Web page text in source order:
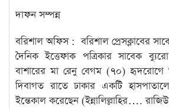
দাফন সম্পন্ন
বরিশাল অফিস : বরিশাল প্রেসক্লাবের
দৈনিক ইত্তেফাক পত্রিকার সাবেক
বাশারের মা রেনু বেগম (৭০) হৃদরোগে
দিবাগত রাতে ঢাকার একটি হাসপাতালে
ইন্তেকাল করেছেন (ইন্নালিল্লাহির….